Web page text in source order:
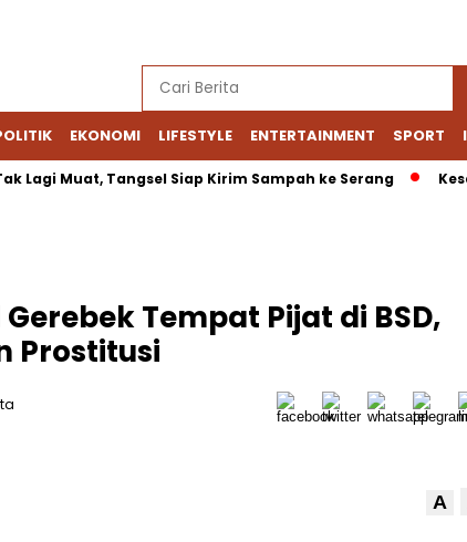
EKONOMI LIFESTYLE ENTERTAINMENT SPORT
Lagi Muat, Tangsel Siap Kirim Sampah ke Serang
Tempat Pijat di BSD,
Prostitusi
A